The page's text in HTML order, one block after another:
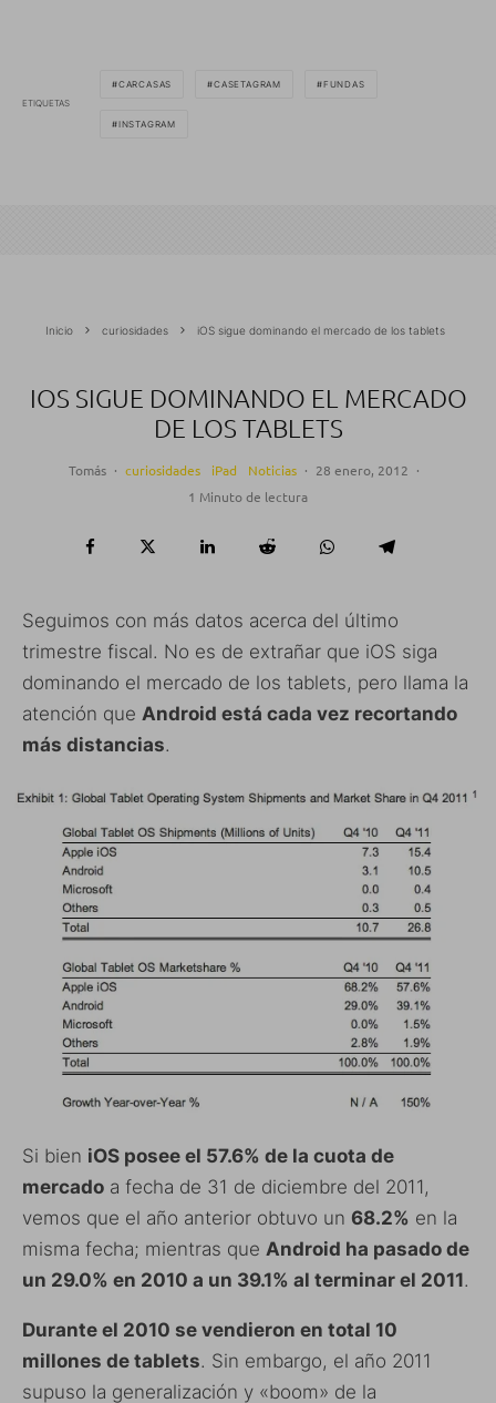
ETIQUETAS
CARCASAS CASETAGRAM FUNDAS
INSTAGRAM
Inicio curiosidades iOS sigue dominando el mercado de los tablets
IOS SIGUE DOMINANDO EL MERCADO
DE LOS TABLETS
Tomás · curiosidades iPad Noticias · 28 enero, 2012 ·
1 Minuto de lectura
Seguimos con más datos acerca del último
trimestre fiscal. No es de extrañar que iOS siga
dominando el mercado de los tablets, pero llama la
atención que Android está cada vez recortando
más distancias.
Si bien iOS posee el 57.6% de la cuota de
mercado a fecha de 31 de diciembre del 2011,
vemos que el año anterior obtuvo un 68.2% en la
misma fecha; mientras que Android ha pasado de
un 29.0% en 2010 a un 39.1% al terminar el 2011.
Durante el 2010 se vendieron en total 10
millones de tablets. Sin embargo, el año 2011
supuso la generalización y «boom» de la